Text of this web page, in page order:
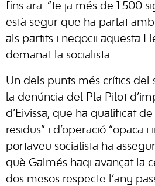
fins ara: “te ja més de 1.500
està segur que ha parlat
als partits i negociï aquesta
demanat la socialista.
Un dels punts més crítics del
la denúncia del Pla Pilot
d’Eivissa, que ha qualificat
residus” i d’operació “opaca i
portaveu socialista ha
què Galmés hagi avançat la
dos mesos respecte l’any